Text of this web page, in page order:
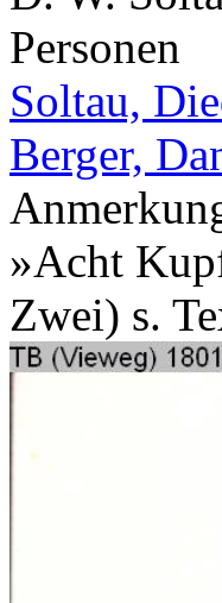
Personen
Soltau,
Berger,
»Acht
Zwei) s.